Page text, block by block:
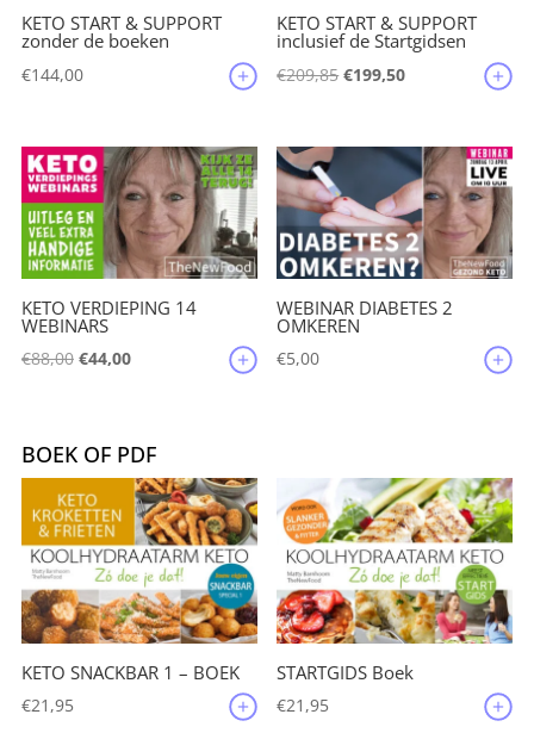
KETO START & SUPPORT
zonder de boeken
€144,00
KETO START & SUPPORT
inclusief de Startgidsen
€209,85Oorspronkelijke
€209,85.
€199,50Huidige
€199,50.
KETO VERDIEPING 14
WEBINARS
€88,00 Oorspronkelijke
€88,00.
€44,00Huidige
€44,00.
WEBINAR DIABETES 2
OMKEREN
€5,00
BOEK OF PDF
KETO SNACKBAR 1 – BOEK
€21,95
STARTGIDS Boek
€21,95